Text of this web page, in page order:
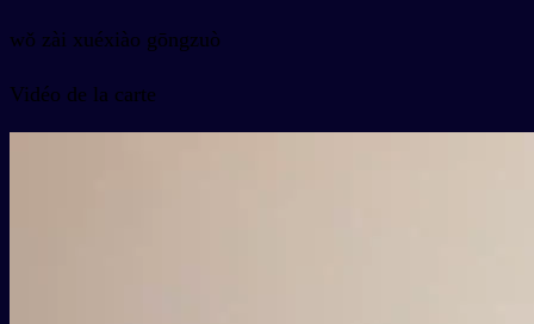
wǒ zài xuéxiào gōngzuò
Vidéo de la carte